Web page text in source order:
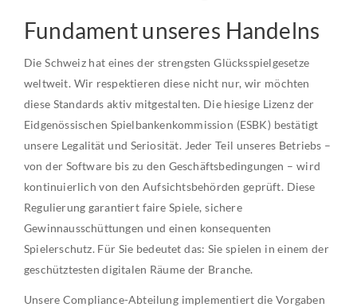
Fundament unseres Handelns
Die Schweiz hat eines der strengsten Glücksspielgesetze
weltweit. Wir respektieren diese nicht nur, wir möchten
diese Standards aktiv mitgestalten. Die hiesige Lizenz der
Eidgenössischen Spielbankenkommission (ESBK) bestätigt
unsere Legalität und Seriosität. Jeder Teil unseres Betriebs –
von der Software bis zu den Geschäftsbedingungen – wird
kontinuierlich von den Aufsichtsbehörden geprüft. Diese
Regulierung garantiert faire Spiele, sichere
Gewinnausschüttungen und einen konsequenten
Spielerschutz. Für Sie bedeutet das: Sie spielen in einem der
geschütztesten digitalen Räume der Branche.
Unsere Compliance-Abteilung implementiert die Vorgaben